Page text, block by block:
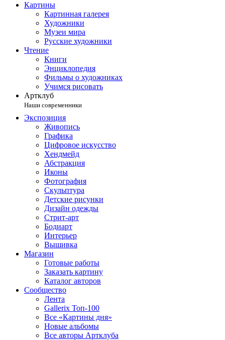
Картины
Картинная галерея
Художники
Музеи мира
Русские художники
Чтение
Книги
Энциклопедия
Фильмы о художниках
Учимся рисовать
Артклуб
Наши современники
Экспозиция
Живопись
Графика
Цифровое искусство
Хендмейд
Абстракция
Иконы
Фотография
Скульптура
Детские рисунки
Дизайн одежды
Стрит-арт
Бодиарт
Интерьер
Вышивка
Магазин
Готовые работы
Заказать картину
Каталог авторов
Сообщество
Лента
Gallerix Топ-100
Все «Картины дня»
Новые альбомы
Все авторы Артклуба